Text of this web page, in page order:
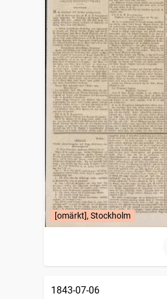
[omärkt], Stockholm
1843-07-06